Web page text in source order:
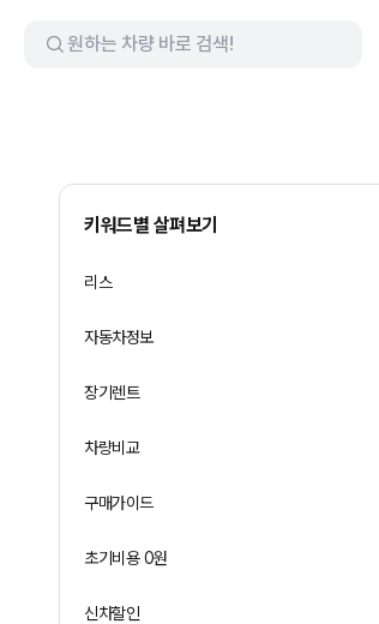
키워드별 살펴보기
리스
자동차정보
장기렌트
차량비교
구매가이드
초기비용 0원
신차할인